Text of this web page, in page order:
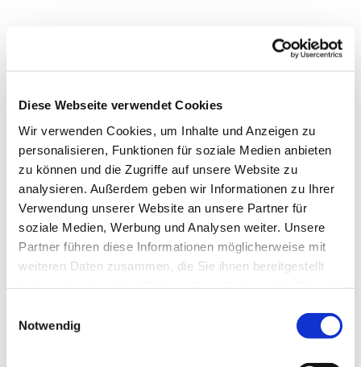
Diese Webseite verwendet Cookies
Wir verwenden Cookies, um Inhalte und Anzeigen zu
personalisieren, Funktionen für soziale Medien anbieten
zu können und die Zugriffe auf unsere Website zu
analysieren. Außerdem geben wir Informationen zu Ihrer
Verwendung unserer Website an unsere Partner für
soziale Medien, Werbung und Analysen weiter. Unsere
Partner führen diese Informationen möglicherweise mit
weiteren Daten zusammen, die Sie ihnen bereitgestellt
Notwendig
Dies könnte Sie auch
interessieren